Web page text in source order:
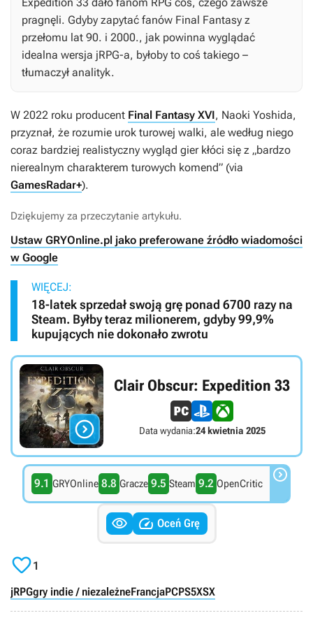
pragnęli. Gdyby zapytać fanów Final Fantasy z
przełomu lat 90. i 2000., jak powinna wyglądać
idealna wersja jRPG-a, byłoby to coś takiego –
tłumaczył analityk.
W 2022 roku producent Final Fantasy XVI, Naoki Yoshida,
przyznał, że rozumie urok turowej walki, ale według niego
coraz bardziej realistyczny wygląd gier kłóci się z „bardzo
nierealnym charakterem turowych komend” (via
GamesRadar+).
Dziękujemy za przeczytanie artykułu.
Ustaw GRYOnline.pl jako preferowane źródło wiadomości
w Google
WIĘCEJ:
18-latek sprzedał swoją grę ponad 6700 razy na
Steam. Byłby teraz milionerem, gdyby 99,9%
kupujących nie dokonało zwrotu

Clair Obscur: Expedition 33
Data wydania:24 kwietnia 2025
9.1 GRYOnline 8.8 Gracze 9.5 Steam 9.2 OpenCritic 
  Oceń Grę
1
jRPGgry indie / niezależneFrancjaPCPS5XSX